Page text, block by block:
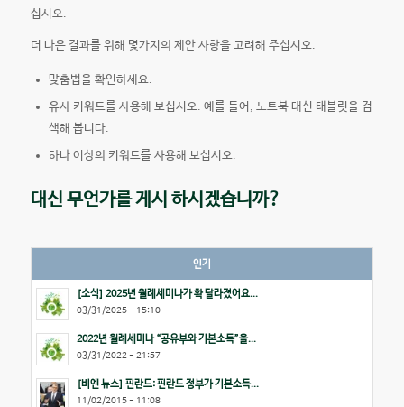
십시오.
더 나은 결과를 위해 몇가지의 제안 사항을 고려해 주십시오.
맞춤법을 확인하세요.
유사 키워드를 사용해 보십시오. 예를 들어, 노트북 대신 태블릿을 검
색해 봅니다.
하나 이상의 키워드를 사용해 보십시오.
대신 무언가를 게시 하시겠습니까?
인기
[소식] 2025년 월례세미나가 확 달라졌어요...
03/31/2025 - 15:10
2022년 월례세미나 “공유부와 기본소득”을...
03/31/2022 - 21:57
[비엔 뉴스] 핀란드: 핀란드 정부가 기본소득...
11/02/2015 - 11:08